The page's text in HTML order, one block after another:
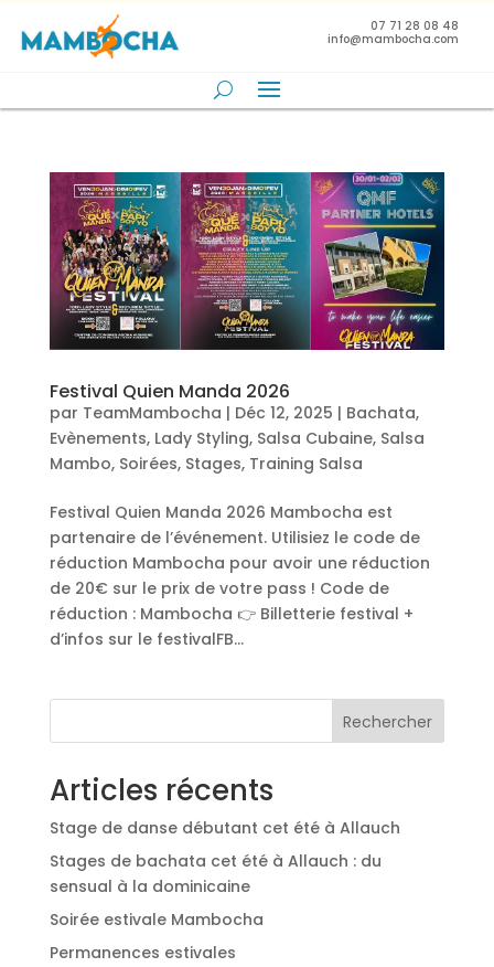
07 71 28 08 48
info@mambocha.com
Festival Quien Manda 2026
par TeamMambocha | Déc 12, 2025 | Bachata,
Evènements, Lady Styling, Salsa Cubaine, Salsa
Mambo, Soirées, Stages, Training Salsa
Festival Quien Manda 2026 Mambocha est
partenaire de l’événement. Utilisiez le code de
réduction Mambocha pour avoir une réduction
de 20€ sur le prix de votre pass ! Code de
réduction : Mambocha 👉 Billetterie festival +
d’infos sur le festivalFB...
Rechercher
Articles récents
Stage de danse débutant cet été à Allauch
Stages de bachata cet été à Allauch : du
sensual à la dominicaine
Soirée estivale Mambocha
Permanences estivales